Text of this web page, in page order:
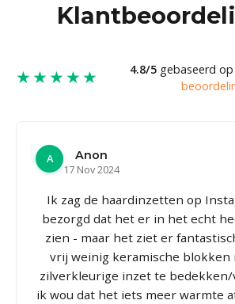
★★★★★ 4.8/5gebaseerd op
A
Anon
17 Nov 2024
Ik zag de haardinzetten op
bezorgd dat het er in het echt
zien - maar het ziet er
vrij weinig keramische blokken
zilverkleurige inzet te
ik wou dat het iets meer warmte